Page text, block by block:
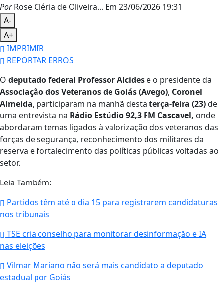
PorRose Cléria de Oliveira... Em 23/06/2026 19:31
A-
A+
IMPRIMIR
REPORTAR ERROS
O deputado federal Professor Alcides e o presidente da
Associação dos Veteranos de Goiás (Avego), Coronel
Almeida, participaram na manhã desta terça-feira (23)de
uma entrevista na Rádio Estúdio 92,3 FM Cascavel, onde
abordaram temas ligados à valorização dos veteranos das
forças de segurança, reconhecimento dos militares da
reserva e fortalecimento das políticas públicas voltadas ao
setor.
Leia Também:
Partidos têm até o dia 15 para registrarem candidaturas
nos tribunais
TSE cria conselho para monitorar desinformação e IA
nas eleições
Vilmar Mariano não será mais candidato a deputado
estadual por Goiás